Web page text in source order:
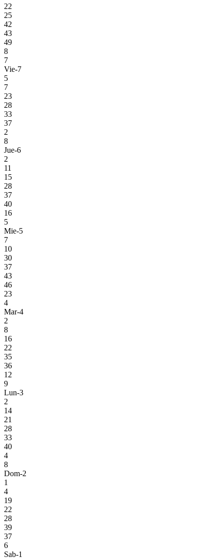
22
25
42
43
49
8
7
Vie-7
5
7
23
28
33
37
2
8
Jue-6
2
11
15
28
37
40
16
5
Mie-5
7
10
30
37
43
46
23
4
Mar-4
2
8
16
22
35
36
12
9
Lun-3
2
14
21
28
33
40
4
8
Dom-2
1
4
19
22
28
39
37
6
Sab-1